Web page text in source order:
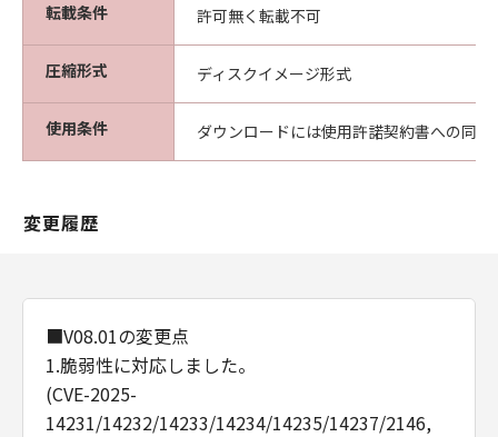
転載条件 許可無く転載不可
圧縮形式 ディスクイメージ形式
使用条件 ダウンロードには使用許諾契約書への同意
変更履歴
■V08.01の変更点
1.脆弱性に対応しました。
(CVE-2025-
14231/14232/14233/14234/14235/14237/2146,